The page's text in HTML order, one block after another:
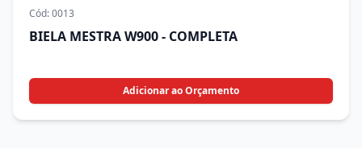
Cód:0013
BIELA MESTRA W900 - COMPLETA
Adicionar ao Orçamento